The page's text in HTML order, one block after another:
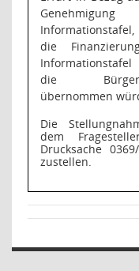
die
Informationstafel
die
übernommen
Die
dem
Drucksache
zustellen.